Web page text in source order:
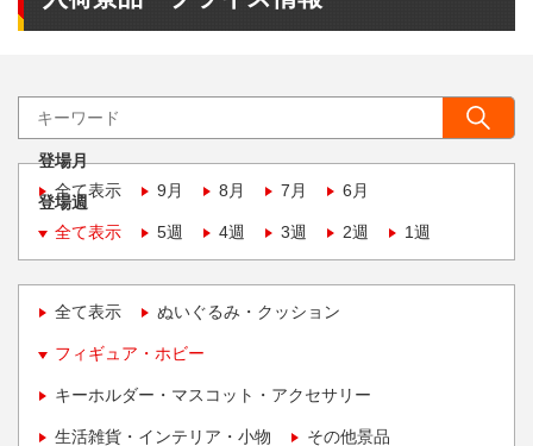
登場月
全て表示
9月 8月 7月 6月
登場週
全て表示
5週 4週 3週 2週 1週
全て表示 ぬいぐるみ・クッション
フィギュア・ホビー
キーホルダー・マスコット・アクセサリー
生活雑貨・インテリア・小物 その他景品